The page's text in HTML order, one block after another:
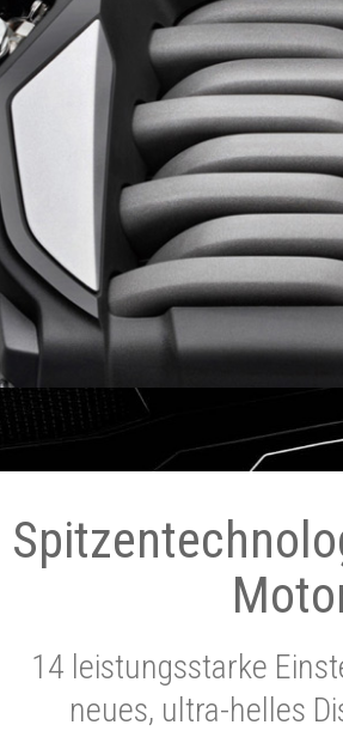
14 leistungsstarke
neues, ultra-helles